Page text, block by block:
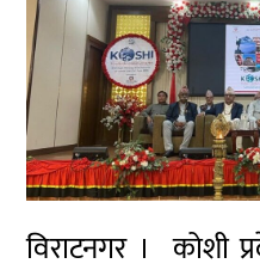
विराटनगर । कोशी